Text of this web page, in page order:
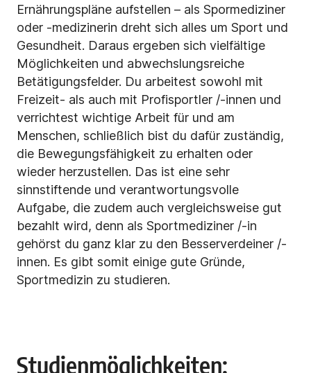
Ernährungspläne aufstellen – als Spormediziner
oder -medizinerin dreht sich alles um Sport und
Gesundheit. Daraus ergeben sich vielfältige
Möglichkeiten und abwechslungsreiche
Betätigungsfelder. Du arbeitest sowohl mit
Freizeit- als auch mit Profisportler /-innen und
verrichtest wichtige Arbeit für und am
Menschen, schließlich bist du dafür zuständig,
die Bewegungsfähigkeit zu erhalten oder
wieder herzustellen. Das ist eine sehr
sinnstiftende und verantwortungsvolle
Aufgabe, die zudem auch vergleichsweise gut
bezahlt wird, denn als Sportmediziner /-in
gehörst du ganz klar zu den Besserverdeiner /-
innen. Es gibt somit einige gute Gründe,
Sportmedizin zu studieren.
Studienmöglichkeiten: